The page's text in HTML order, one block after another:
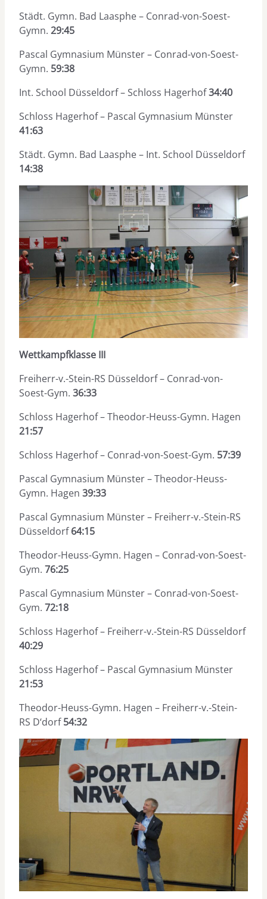
Städt. Gymn. Bad Laasphe – Conrad-von-Soest-
Gymn. 29:45
Pascal Gymnasium Münster – Conrad-von-Soest-
Gymn. 59:38
Int. School Düsseldorf – Schloss Hagerhof34:40
Schloss Hagerhof – Pascal Gymnasium Münster
41:63
Städt. Gymn. Bad Laasphe – Int. School Düsseldorf
14:38
Wettkampfklasse III
Freiherr-v.-Stein-RS Düsseldorf – Conrad-von-
Soest-Gym. 36:33
Schloss Hagerhof – Theodor-Heuss-Gymn. Hagen
21:57
Schloss Hagerhof – Conrad-von-Soest-Gym. 57:39
Pascal Gymnasium Münster – Theodor-Heuss-
Gymn. Hagen 39:33
Pascal Gymnasium Münster – Freiherr-v.-Stein-RS
Düsseldorf64:15
Theodor-Heuss-Gymn. Hagen – Conrad-von-Soest-
Gym. 76:25
Pascal Gymnasium Münster – Conrad-von-Soest-
Gym. 72:18
Schloss Hagerhof – Freiherr-v.-Stein-RS Düsseldorf
40:29
Schloss Hagerhof – Pascal Gymnasium Münster
21:53
Theodor-Heuss-Gymn. Hagen – Freiherr-v.-Stein-
RS D‘dorf54:32